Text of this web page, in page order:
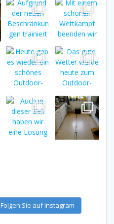
Folgen Sie auf Instagram